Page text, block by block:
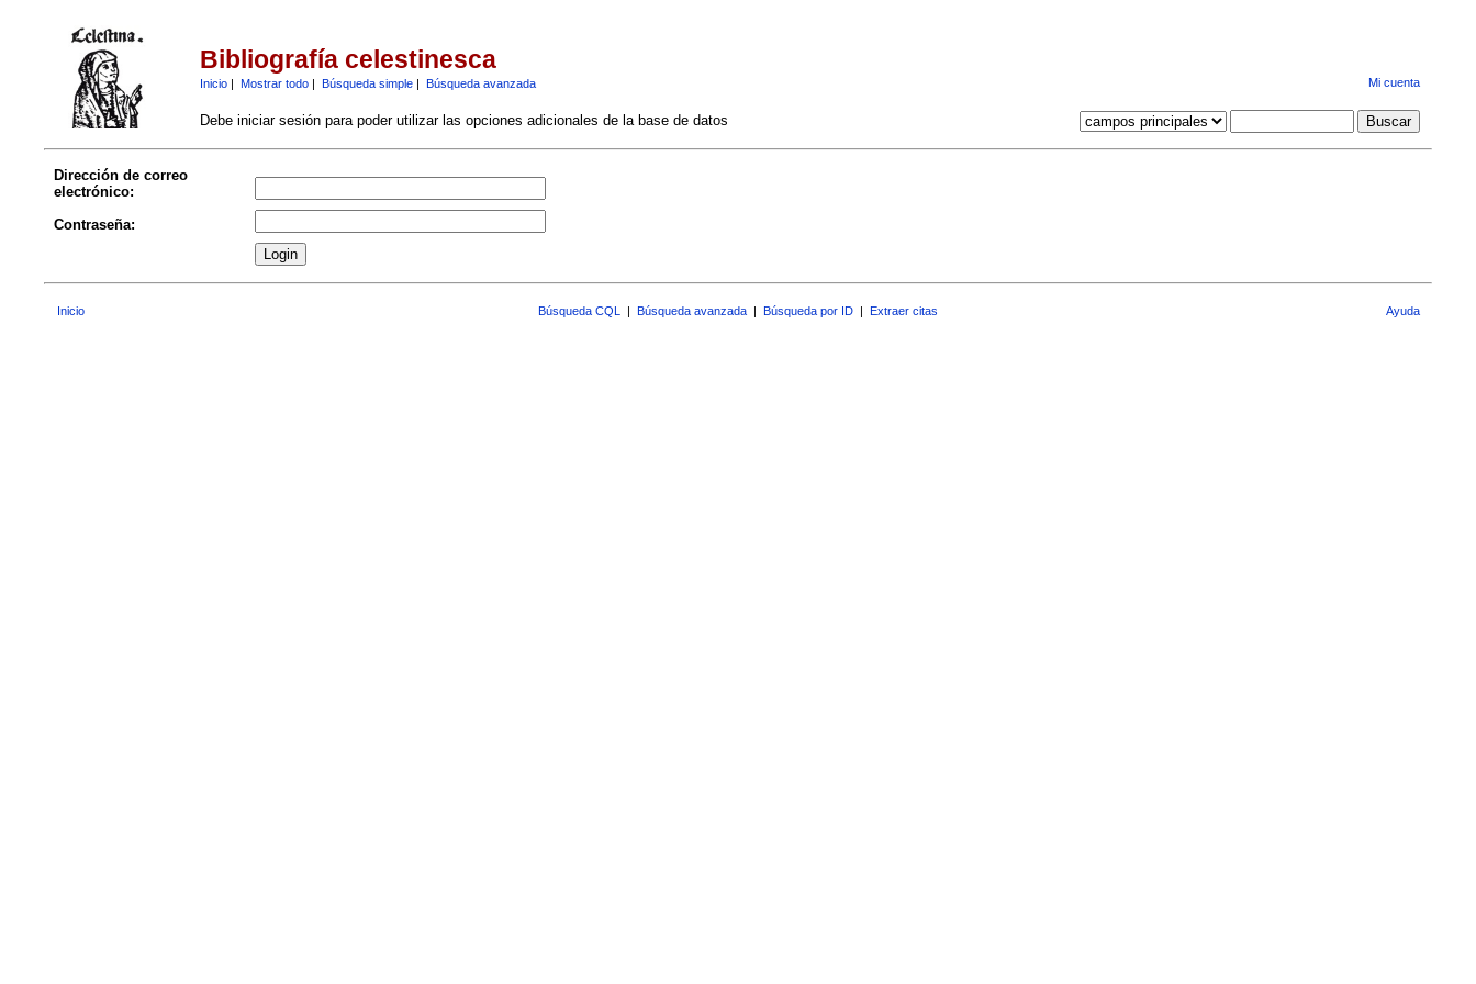
Bibliografía celestinesca
Inicio| Mostrar todo| Búsqueda simple| Búsqueda avanzada Mi cuenta
Debe iniciar sesión para poder utilizar las opciones adicionales de la base de datos
Dirección de correo
electrónico:
Contraseña:
Inicio Búsqueda CQL | Búsqueda avanzada | Búsqueda por ID | Extraer citas Ayuda